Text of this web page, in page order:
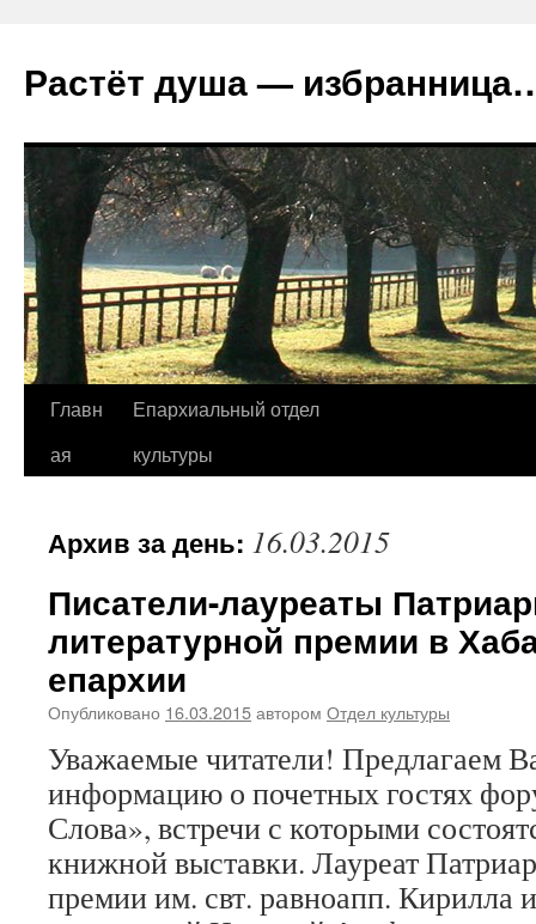
Растёт душа —
Перейти
Главн
ая
Епархиальный отдел
культуры
Архив за день: 16.03.2015
Писатели-лауреаты
литературной премии в
епархии
Опубликовано 16.03.2015автором Отдел культуры
Уважаемые читатели! Предлагаем
информацию о почетных гостях
Слова», встречи с которыми
книжной выставки. Лауреат
премии им. свт. равноапп. Кирилла